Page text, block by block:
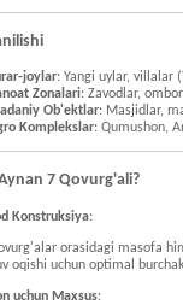
joylar: Yangi uylar, villalar
Zonalari: Zavodlar,
Ob'ektlar: Masjidlar,
Komplekslar: Qumushon,
7 Qovurg'ali?
Konstruksiya:
orasidagi masofa
oqishi uchun optimal
uchun Maxsus: